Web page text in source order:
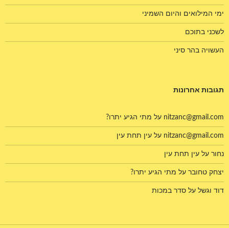
ימי המילואים והיום השמיני
לשכני בתוכם
העשויה בהר סיני
תגובות אחרונות
nitzanc@gmail.com על מתי הגיע יתרו?
nitzanc@gmail.com על עין תחת עין
נחור על עין תחת עין
יצחק טחובר על מתי הגיע יתרו?
דוד וגשל על סדר במכות